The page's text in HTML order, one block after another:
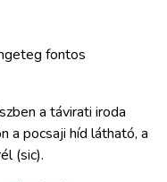
fontos
a távirati iroda
a pocsaji híd látható, a
(sic).